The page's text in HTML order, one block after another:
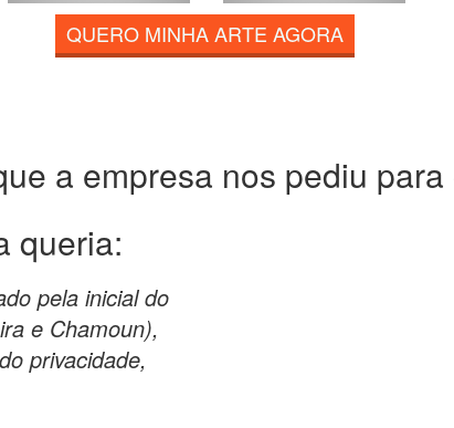
QUERO MINHA ARTE AGORA
a empresa nos pediu para
queria:
pela inicial do
e Chamoun),
privacidade,